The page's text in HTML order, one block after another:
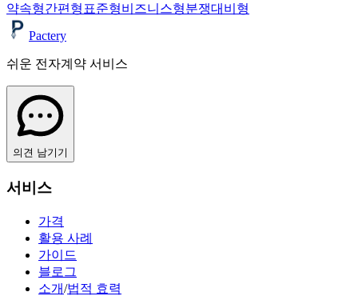
약속형간편형 표준형비즈니스형분쟁대비형
Pactery
쉬운 전자계약 서비스
의견 남기기
서비스
가격
활용 사례
가이드
블로그
소개/법적 효력